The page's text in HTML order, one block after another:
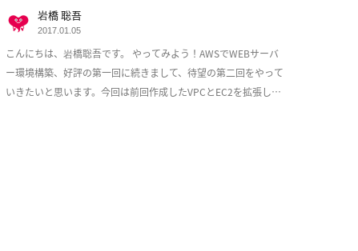
こんにちは、岩橋聡吾です。 やってみよう！AWSでWEBサーバ
ー環境構築、好評の第一回に続きまして、待望の第二回をやって
いきたいと思います。今回は前回作成したVPCとEC2を拡張し、
岩橋 聡吾
2017.01.05